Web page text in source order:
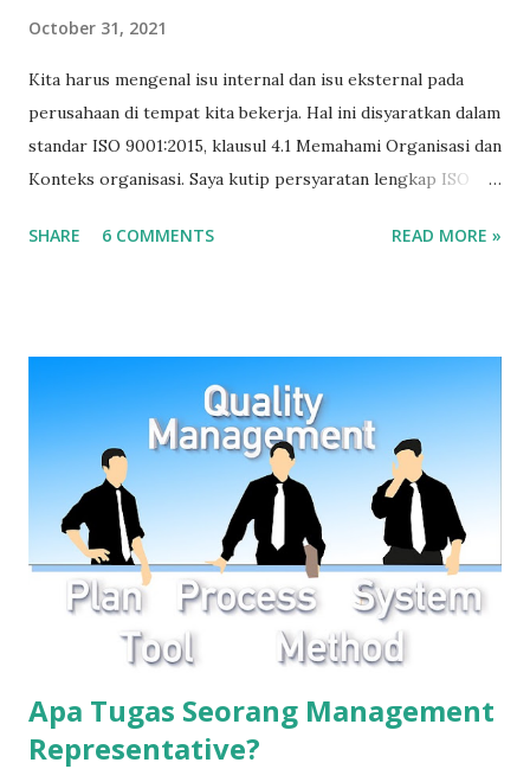
October 31, 2021
Kita harus mengenal isu internal dan isu eksternal pada
perusahaan di tempat kita bekerja. Hal ini disyaratkan dalam
standar ISO 9001:2015, klausul 4.1 Memahami Organisasi dan
Konteks organisasi. Saya kutip persyaratan lengkap ISO
Memahami organisasi dan konteksnya Organisasi harus
meninjau informasi tentang isu internal dan eksternal.
Sumber: SNI ISO 9001:2015
SHARE 6 COMMENTS READ MORE »
Apa Tugas Seorang Management
Representative?